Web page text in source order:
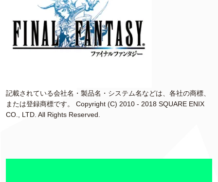
記載されている会社名・製品名・システム名などは、各社の商標、
または登録商標です。 Copyright (C) 2010 - 2018 SQUARE ENIX
CO., LTD. All Rights Reserved.